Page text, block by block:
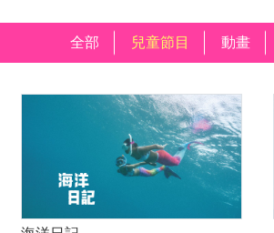
全部 兒童節目 動畫